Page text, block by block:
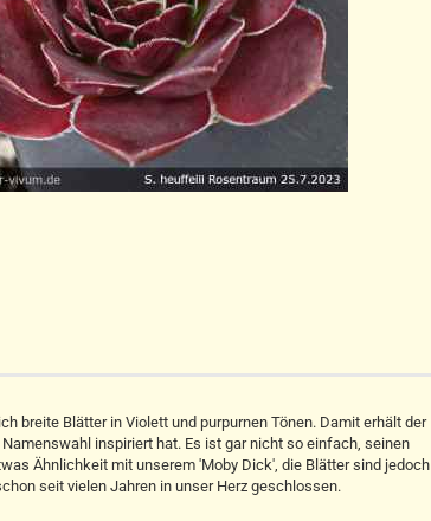
breite Blätter in Violett und purpurnen Tönen. Damit erhält der
inspiriert hat. Es ist gar nicht so einfach, seinen
Ähnlichkeit mit unserem 'Moby Dick', die Blätter sind jedoch
seit vielen Jahren in unser Herz geschlossen.